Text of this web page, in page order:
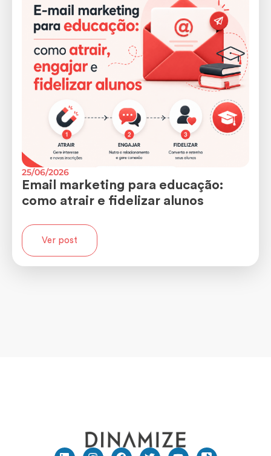
25/06/2026
Email marketing para educação:
como atrair e fidelizar alunos
Ver post